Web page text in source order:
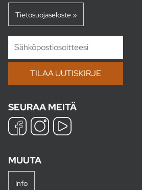
Tietosuojaseloste »
SEURAA MEITÄ
MUUTA
Info